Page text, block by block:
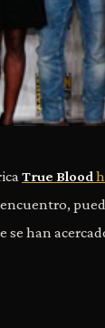
True Blood
se han